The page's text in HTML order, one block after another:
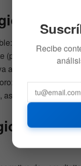
con
actúa como
(paneles solares,
alcanzado su
cuando el metal
que es un refugio
digital,
Recibe